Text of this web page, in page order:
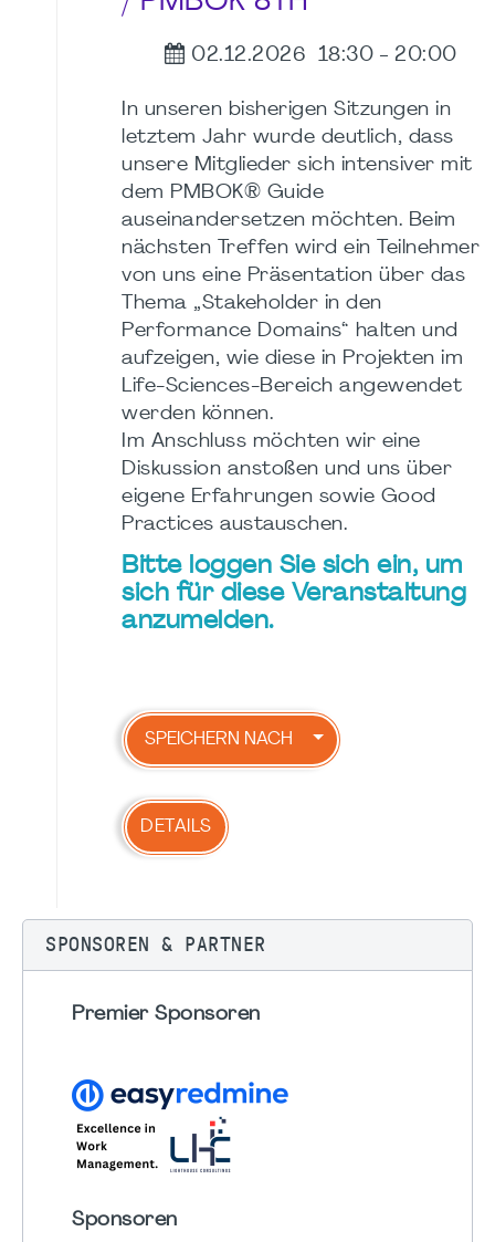
02.12.2026 18:30 - 20:00
In unseren bisherigen Sitzungen in
letztem Jahr wurde deutlich, dass
unsere Mitglieder sich intensiver mit
dem PMBOK® Guide
auseinandersetzen möchten. Beim
nächsten Treffen wird ein Teilnehmer
von uns eine Präsentation über das
Thema „Stakeholder in den
Performance Domains“ halten und
aufzeigen, wie diese in Projekten im
Life-Sciences-Bereich angewendet
werden können.
Im Anschluss möchten wir eine
Diskussion anstoßen und uns über
eigene Erfahrungen sowie Good
Practices austauschen.
Bitte loggen Sie sich ein, um
sich für diese Veranstaltung
anzumelden.
SPEICHERN NACH
DETAILS
SPONSOREN & PARTNER
Premier Sponsoren
Sponsoren